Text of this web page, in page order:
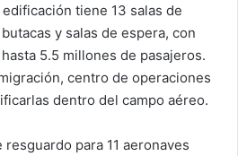
tiene 13 salas de
y salas de espera, con
5.5 millones de pasajeros.
centro de operaciones
dentro del campo aéreo.
para 11 aeronaves